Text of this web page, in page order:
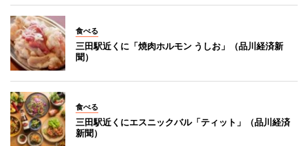
食べる
三田駅近くに「焼肉ホルモン うしお」（品川経済新
聞）
食べる
三田駅近くにエスニックバル「ティット」（品川経済
新聞）